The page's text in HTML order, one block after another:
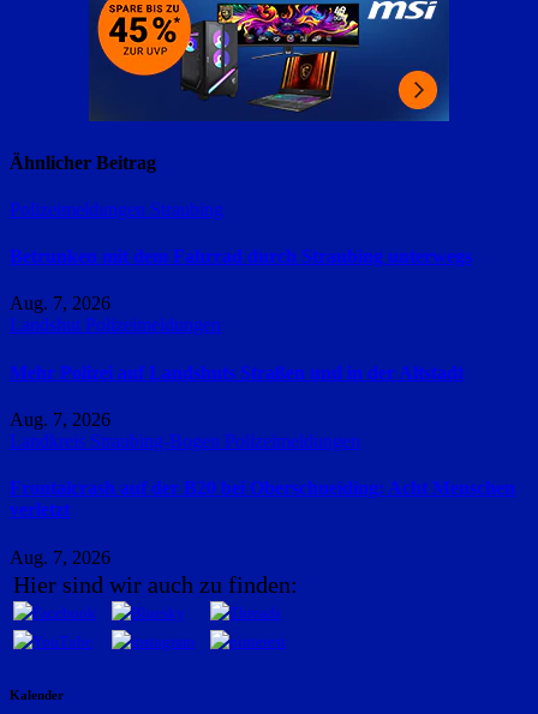
Ähnlicher Beitrag
Polizeimeldungen Straubing
Betrunken mit dem Fahrrad durch Straubing unterwegs
Aug. 7, 2026
Landshut Polizeimeldungen
Mehr Polizei auf Landshuts Straßen und in der Altstadt
Aug. 7, 2026
Landkreis Straubing-Bogen Polizeimeldungen
Frontalcrash auf der B20 bei Oberschneiding: Acht Menschen
verletzt
Aug. 7, 2026
Hier sind wir auch zu finden:
Kalender